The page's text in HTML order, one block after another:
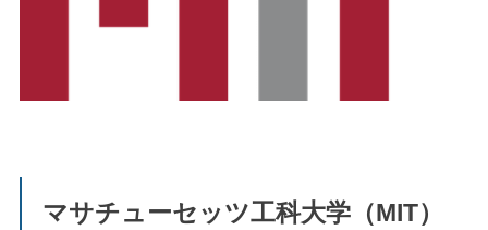
マサチューセッツ工科大学（MIT）